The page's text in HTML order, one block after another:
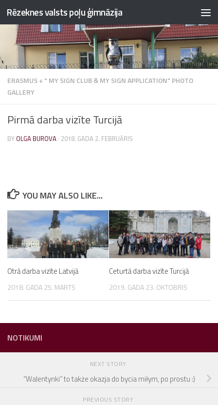
Skip to content
Rēzeknes valsts poļu ģimnāzija
ERASMUS + " MY SIGN CLUB & MY SIGN APPLICATION" PHOTO
GALLERY
Pirmā darba vizīte Turcijā
BY OLGA BUROVA · 2018. GADA 2. FEBRUĀRIS
YOU MAY ALSO LIKE...
Otrā darba vizīte Latvijā
2018. GADA 25. MARTS
Ceturtā darba vizīte Turcijā
2019. GADA 23. OKTOBRIS
NOTIKUMI
NEXT STORY
“Walentynki” to także okazja do bycia miłym, po prostu :)
PREVIOUS STORY